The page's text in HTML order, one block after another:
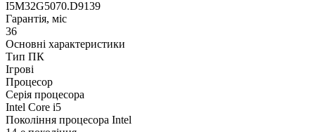
I5M32G5070.D9139
Гарантія, міс
36
Основні характеристики
Тип ПК
Ігрові
Процесор
Серія процесора
Intel Core i5
Покоління процесора Intel